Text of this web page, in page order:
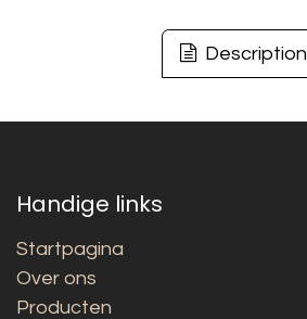
Description
Handige links
Startpagina
Over ons
Producten